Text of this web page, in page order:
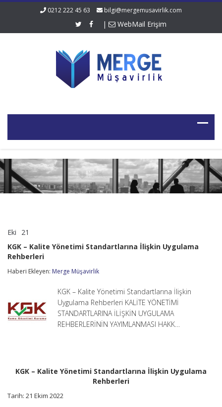
0212 222 45 63 bilgi@mergemusavirlik.com
| WebMail Erişim
Eki 21
Kalite
Yönetimi
İlişkin
Rehberleri
KGK – Kalite Yönetimi Standartlarına İlişkin Uygulama
Rehberleri
Haberi Ekleyen: Merge Müşavirlik
KGK – Kalite Yönetimi Standartlarına İlişkin
Uygulama Rehberleri KALİTE YÖNETİMİ
STANDARTLARINA İLİŞKİN UYGULAMA
REHBERLERİNİN YAYIMLANMASI HAKK…
KGK – Kalite Yönetimi Standartlarına İlişkin Uygulama
Rehberleri
Tarih: 21 Ekim 2022